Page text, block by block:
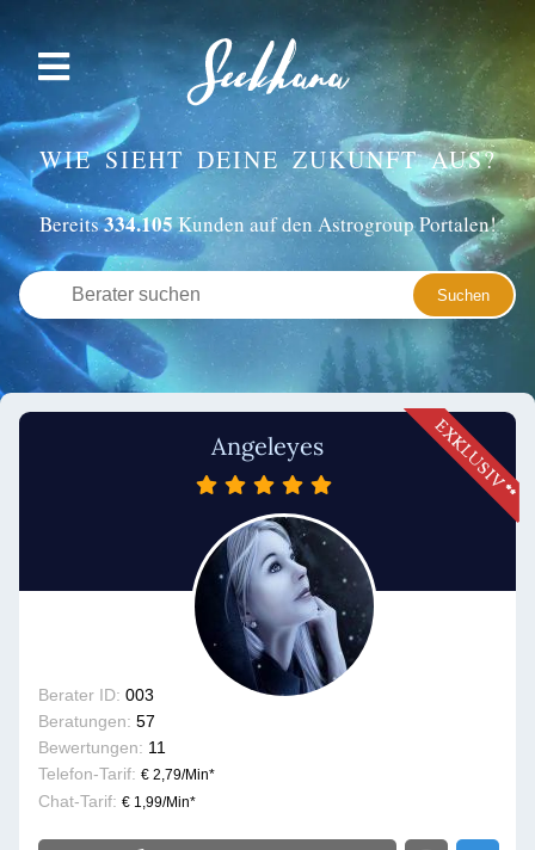
WIE SIEHT DEINE ZUKUNFT AUS?
Bereits334.105Kunden auf den Astrogroup Portalen!
Angeleyes
Berater ID: 003
Beratungen: 57
Bewertungen: 11
Telefon-Tarif: € 2,79/Min*
Chat-Tarif: € 1,99/Min*